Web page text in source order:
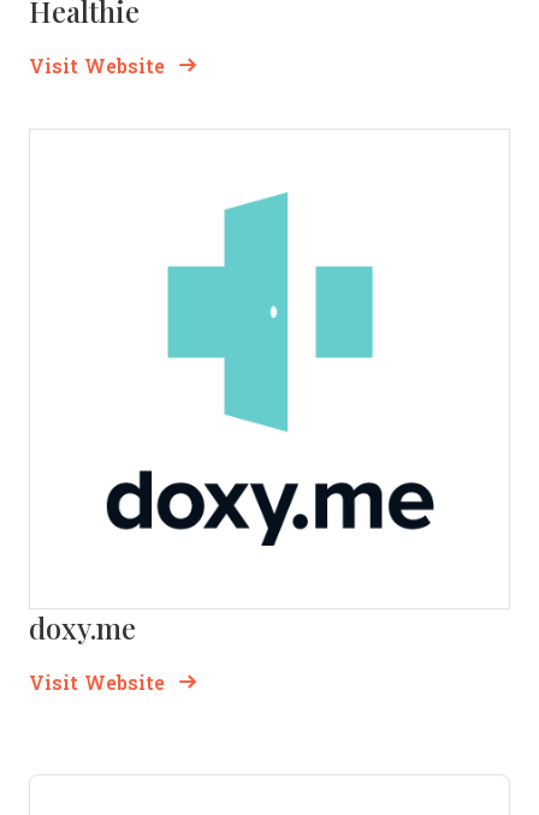
Healthie
Visit WebsiteOpens New Window
doxy.me
Visit WebsiteOpens New Window